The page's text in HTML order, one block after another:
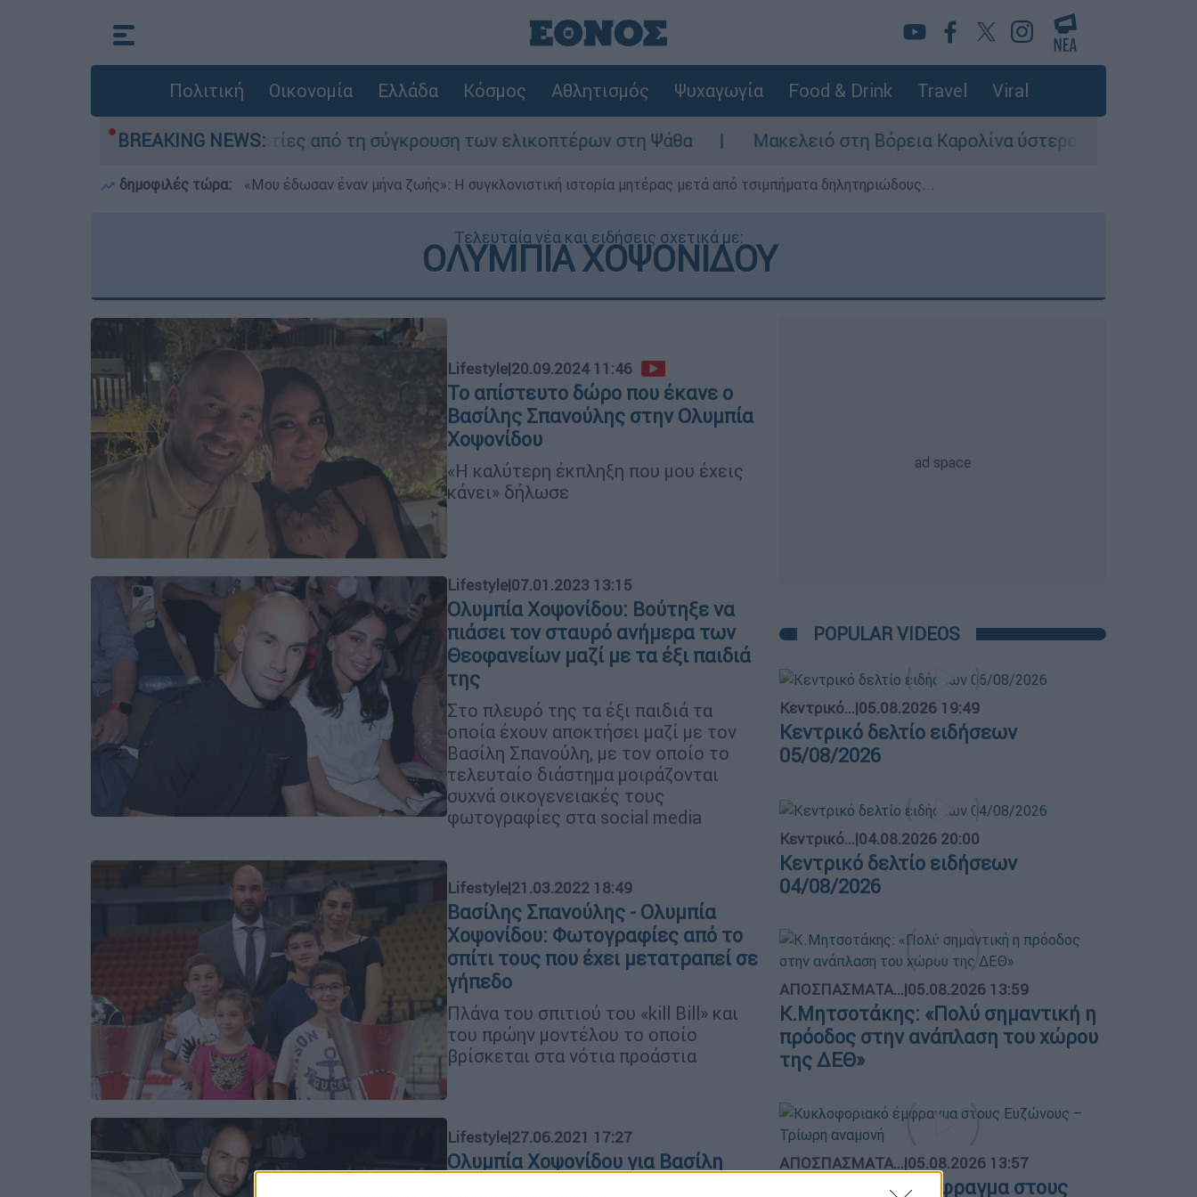
Πολιτική Οικονομία Ελλάδα Κόσμος Αθλητισμός Ψυχαγωγία Food & Drink Travel Viral
BREAKING NEWS:
οι δύο τραυματίες από τη σύγκρουση των ελικοπτέρων στη Ψάθα Μακελειό στη Βόρεια Καρολίνα ύστερα από πυροβολισμούς:
δημοφιλές τώρα: «Μου έδωσαν έναν μήνα ζωής»: Η συγκλονιστική ιστορία μητέρας μετά από τσιμπήματα δηλητηριώδους...
Τελευταία νέα και ειδήσεις σχετικά με:
ΟΛΥΜΠΙΑ ΧΟΨΟΝΙΔΟΥ
Lifestyle|20.09.2024 11:46
Το απίστευτο δώρο που έκανε ο
Βασίλης Σπανούλης στην Ολυμπία
Χοψονίδου
«Η καλύτερη έκπληξη που μου έχεις
κάνει» δήλωσε
Lifestyle|07.01.2023 13:15
Ολυμπία Χοψονίδου: Bούτηξε να
πιάσει τον σταυρό ανήμερα των
Θεοφανείων μαζί με τα έξι παιδιά
της
Στο πλευρό της τα έξι παιδιά τα
οποία έχουν αποκτήσει μαζί με τον
Βασίλη Σπανούλη, με τον οποίο το
τελευταίο διάστημα μοιράζονται
συχνά οικογενειακές τους
φωτογραφίες στα social media
Lifestyle|21.03.2022 18:49
Βασίλης Σπανούλης - Ολυμπία
Χοψονίδου: Φωτογραφίες από το
σπίτι τους που έχει μετατραπεί σε
γήπεδο
Πλάνα του σπιτιού του «kill Βill» και
του πρώην μοντέλου το οποίο
βρίσκεται στα νότια προάστια
Lifestyle|27.06.2021 17:27
Ολυμπία Χοψονίδου για Βασίλη
POPULAR VIDEOS
Κεντρικό...|05.08.2026 19:49
Κεντρικό δελτίο ειδήσεων
05/08/2026
Κεντρικό...|04.08.2026 20:00
Κεντρικό δελτίο ειδήσεων
04/08/2026
ΑΠΟΣΠΑΣΜΑΤΑ...|05.08.2026 13:59
Κ.Μητσοτάκης: «Πολύ σημαντική η
πρόοδος στην ανάπλαση του χώρου
της ΔΕΘ»
ΑΠΟΣΠΑΣΜΑΤΑ...|05.08.2026 13:57
Κυκλοφοριακό έμφραγμα στους